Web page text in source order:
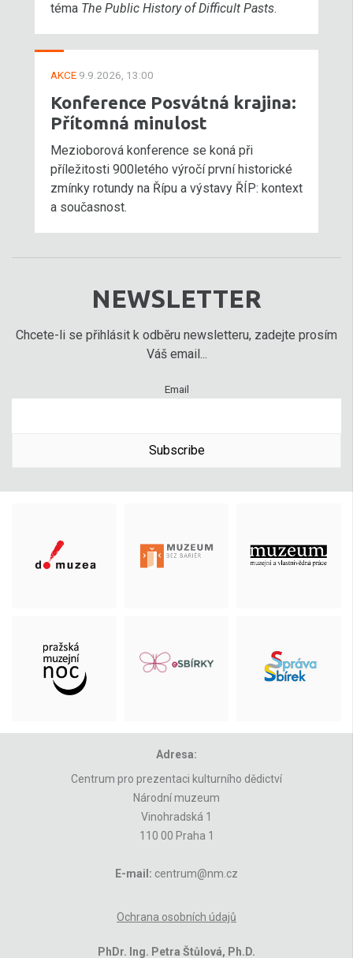
téma The Public History of Difficult Pasts.
AKCE 9.9.2026, 13:00
Konference Posvátná krajina:
Přítomná minulost
Mezioborová konference se koná při
příležitosti 900letého výročí první historické
zmínky rotundy na Řípu a výstavy ŘÍP: kontext
a současnost.
NEWSLETTER
Chcete-li se přihlásit k odběru newsletteru, zadejte prosím
Váš email...
Email
Subscribe
Adresa:
Centrum pro prezentaci kulturního dědictví
Národní muzeum
Vinohradská 1
110 00 Praha 1
E-mail: centrum@nm.cz
Ochrana osobních údajů
PhDr. Ing. Petra Štůlová, Ph.D.